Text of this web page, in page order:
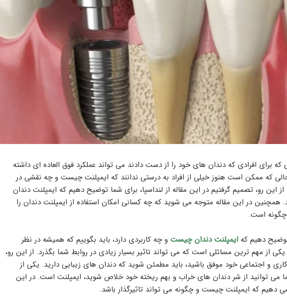
برای افرادی که دندان های خود را از دست دادند می تواند عملکرد فوق العاده ای داشته
که ممکن است هنوز خیلی از افراد به درستی ندانند که ایمپلنت چیست و چه نقشی در
این رو، تصمیم گرفتیم در این مقاله از لنداسپا، برای شما توضیح دهیم که ایمپلنت دندان
در این مقاله متوجه می شوید که چه کسانی امکان استفاده از ایمپلنت دندان را
است.
دهیم که ایمپلنت دندان چیست و چه کاربردی دارد، باید بگوییم که همیشه در نظر
از مهم ترین مسائلی است که می تواند تاثیر بسیار زیادی در روابط شما بگذرد. از این رو،
و اجتماعی خود موفق باشید، باید مطمئن شوید که دندان های زیبایی دارید. یکی از
می توانید از شر دندان های خراب و بهم ریخته خود خلاص شوید، ایمپلنت است. در این
که ایمپلنت چیست و چگونه می تواند تاثیرگذار باشد.